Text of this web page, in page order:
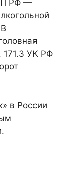
РФ —
171.3 УК РФ
в России